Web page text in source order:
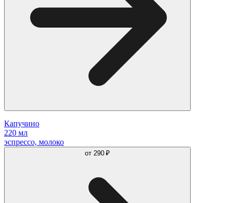
Капучино
220 мл
эспрессо, молоко
от 290 ₽